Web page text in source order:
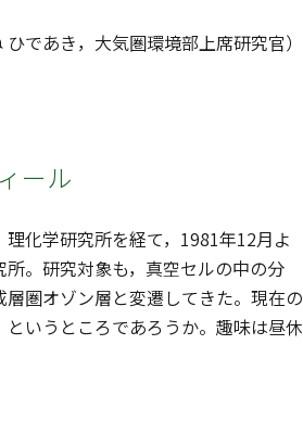
ひであき，大気圏環境部上席研究官）
ール
化学研究所を経て，1981年12月よ
所。研究対象も，真空セルの中の分
圏オゾン層と変遷してきた。現在の
いうところであろうか。趣味は昼休